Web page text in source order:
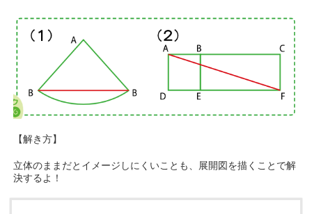
【解き方】
立体のままだとイメージしにくいことも、展開図を描くことで解
決するよ！